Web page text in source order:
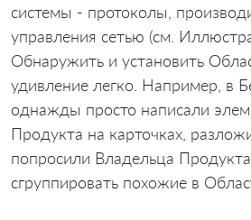
системы - протоколы,
управления сетью (см.
Обнаружить и установить
удивление легко. Например, в
однажды просто написали
Продукта на карточках,
попросили Владельца
сгруппировать похожие в